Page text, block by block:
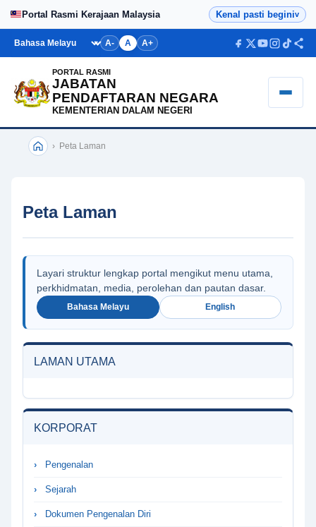
Portal Rasmi Kerajaan Malaysia Kenal pasti beginiv
A- A A+
PORTAL RASMI
JABATAN
PENDAFTARAN NEGARA
KEMENTERIAN DALAM NEGERI
Utama
› Peta Laman
Peta Laman
Layari struktur lengkap portal mengikut menu utama,
perkhidmatan, media, perolehan dan pautan dasar.
Bahasa Melayu English
LAMAN UTAMA
KORPORAT
Pengenalan
Sejarah
Dokumen Pengenalan Diri